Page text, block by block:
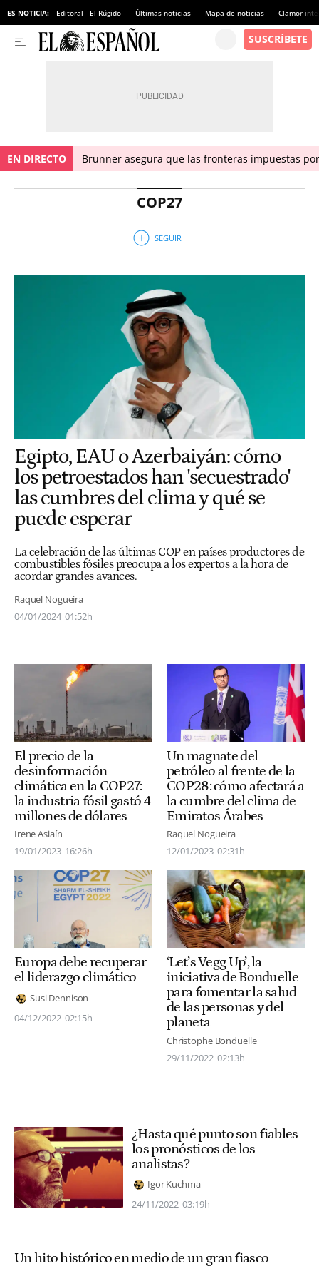
ES NOTICIA: Editoral - El Rúgido Últimas noticias Mapa de noticias Clamor
EN DIRECTO Brunner asegura que las fronteras impuestas
COP27
Egipto, EAU o Azerbaiyán: cómo
los petroestados han 'secuestrado'
las cumbres del clima y qué se
puede esperar
La celebración de las últimas COP en países productores de
combustibles fósiles preocupa a los expertos a la hora de
acordar grandes avances.
Raquel Nogueira
04/01/2024 01:52h
El precio de la
desinformación
climática en la COP27:
la industria fósil gastó 4
millones de dólares
Irene Asiaín
19/01/2023 16:26h
Un magnate del
petróleo al frente de la
COP28: cómo afectará a
la cumbre del clima de
Emiratos Árabes
Raquel Nogueira
12/01/2023 02:31h
Europa debe recuperar
el liderazgo climático
Susi Dennison
04/12/2022 02:15h
‘Let’s Vegg Up’, la
iniciativa de Bonduelle
para fomentar la salud
de las personas y del
planeta
Christophe Bonduelle
29/11/2022 02:13h
¿Hasta qué punto son fiables
los pronósticos de los
analistas?
Igor Kuchma
24/11/2022 03:19h
Un hito histórico en medio de un gran fiasco